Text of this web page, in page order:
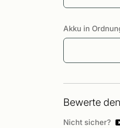
Akku in
Bewerte
Nicht sicher?